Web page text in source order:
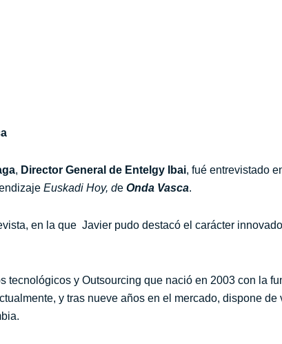
, Director General de Entelgy Ibai, fué entrevistado
Euskadi Hoy, de Onda Vasca.
en la que Javier pudo destacó el carácter
tecnológicos y Outsourcing que nació en 2003 con la
y tras nueve años en el mercado, dispone de